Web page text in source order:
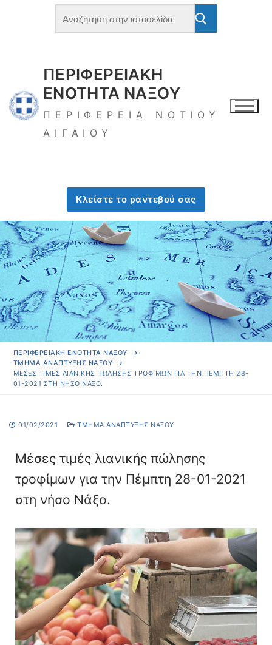
ΠΕΡΙΦΕΡΕΙΑΚΗ
ΕΝΟΤΗΤΑ ΝΑΞΟΥ
ΠΕΡΙΦΕΡΕΙΑ ΝΟΤΙΟΥ
ΑΙΓΑΙΟΥ
Κλείστε το ραντεβού σας
ΠΕΡΙΦΕΡΕΙΑΚΗ ΕΝΟΤΗΤΑ ΝΑΞΟΥ
ΤΜΉΜΑ ΑΝΆΠΤΥΞΗΣ ΝΆΞΟΥ
ΜΈΣΕΣ ΤΙΜΈΣ ΛΙΑΝΙΚΉΣ ΠΏΛΗΣΗΣ ΤΡΟΦΊΜΩΝ ΓΙΑ ΤΗΝ ΠΈΜΠΤΗ 28-
01-2021 ΣΤΗ ΝΉΣΟ ΝΆΞΟ.
01/02/2021 ΤΜΉΜΑ ΑΝΆΠΤΥΞΗΣ ΝΆΞΟΥ
Μέσες τιμές λιανικής πώλησης
τροφίμων για την Πέμπτη 28-01-2021
στη νήσο Νάξο.